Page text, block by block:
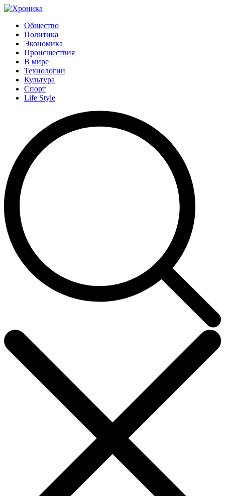
Общество
Политика
Экономика
Происшествия
В мире
Технологии
Культура
Спорт
Life Style